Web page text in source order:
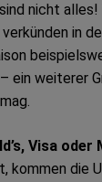
nicht alles!
in
ein weiterer
Visa
kommen die